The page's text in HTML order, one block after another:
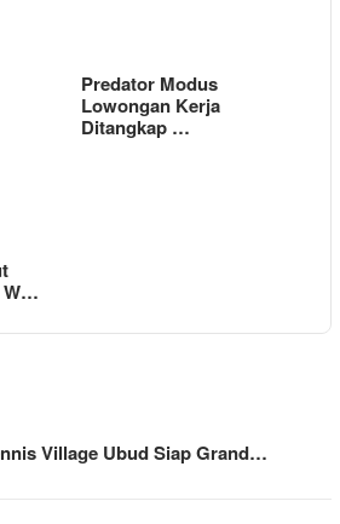
W…
Predator Modus
Lowongan Kerja
Ditangkap …
Village Ubud Siap Grand…